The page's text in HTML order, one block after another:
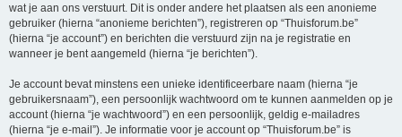
wat je aan ons verstuurt. Dit is onder andere het plaatsen als een anonieme
gebruiker (hierna “anonieme berichten”), registreren op “Thuisforum.be”
(hierna “je account”) en berichten die verstuurd zijn na je registratie en
wanneer je bent aangemeld (hierna “je berichten”).
Je account bevat minstens een unieke identificeerbare naam (hierna “je
gebruikersnaam”), een persoonlijk wachtwoord om te kunnen aanmelden op je
account (hierna “je wachtwoord”) en een persoonlijk, geldig e-mailadres
(hierna “je e-mail”). Je informatie voor je account op “Thuisforum.be” is